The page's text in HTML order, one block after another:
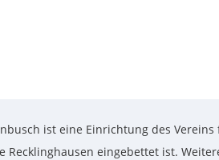
ist eine Einrichtung des Vereins
eingebettet ist.